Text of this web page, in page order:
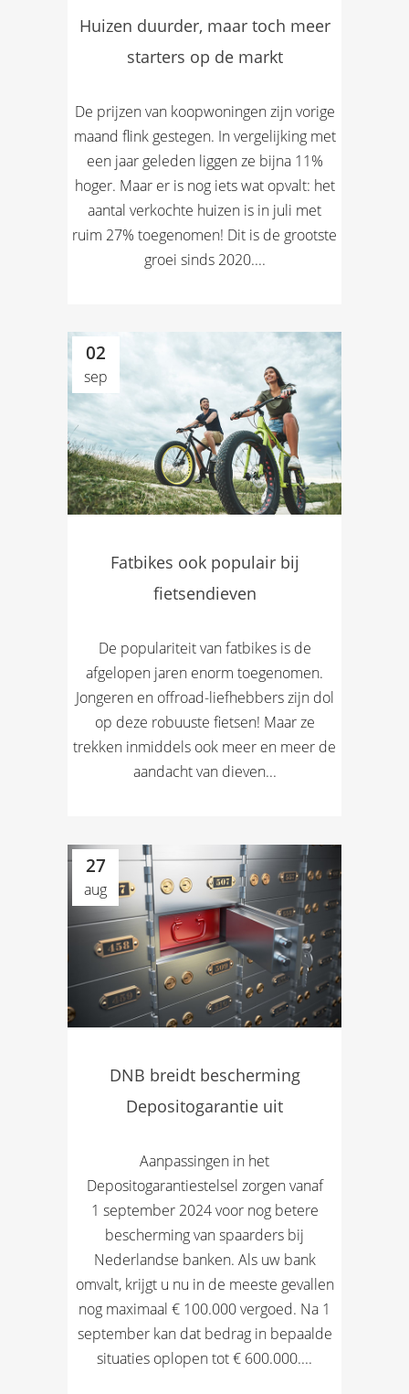
Huizen duurder, maar toch meer
starters op de markt
De prijzen van koopwoningen zijn vorige
maand flink gestegen. In vergelijking met
een jaar geleden liggen ze bijna 11%
hoger. Maar er is nog iets wat opvalt: het
aantal verkochte huizen is in juli met
ruim 27% toegenomen! Dit is de grootste
groei sinds 2020....
02
sep
Fatbikes ook populair bij
fietsendieven
De populariteit van fatbikes is de
afgelopen jaren enorm toegenomen.
Jongeren en offroad-liefhebbers zijn dol
op deze robuuste fietsen! Maar ze
trekken inmiddels ook meer en meer de
aandacht van dieven...
27
aug
DNB breidt bescherming
Depositogarantie uit
Aanpassingen in het
Depositogarantiestelsel zorgen vanaf
1 september 2024 voor nog betere
bescherming van spaarders bij
Nederlandse banken. Als uw bank
omvalt, krijgt u nu in de meeste gevallen
nog maximaal € 100.000 vergoed. Na 1
september kan dat bedrag in bepaalde
situaties oplopen tot € 600.000....